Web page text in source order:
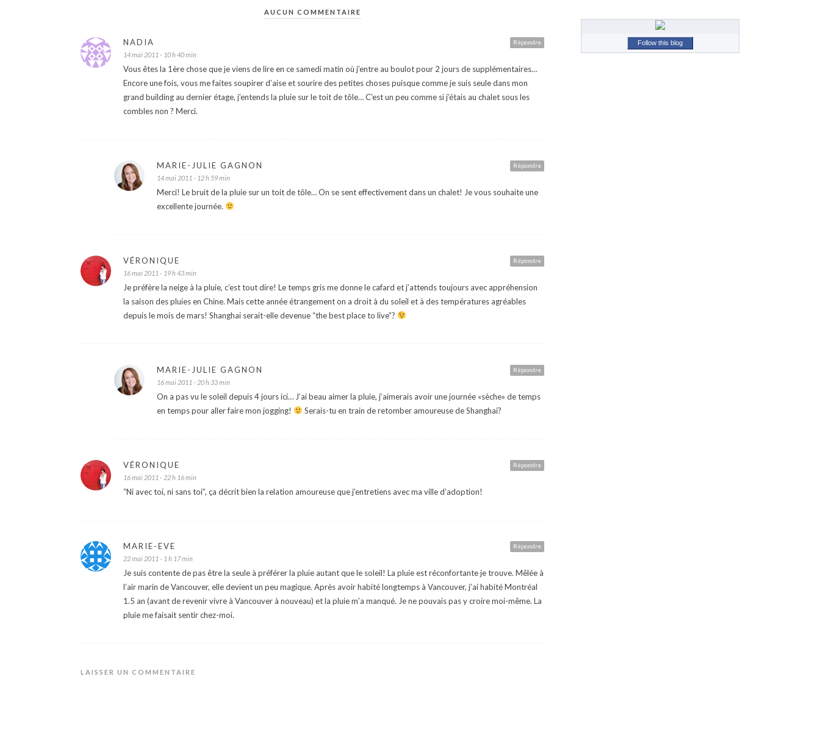
AUCUN COMMENTAIRE
Répondre
NADIA
14 mai 2011 - 10 h 40 min
Vous êtes la 1ère chose que je viens de lire en ce samedi matin où j’entre au boulot pour 2 jours de supplémentaires…
Encore une fois, vous me faites soupirer d’aise et sourire des petites choses puisque comme je suis seule dans mon
grand building au dernier étage, j’entends la pluie sur le toit de tôle… C’est un peu comme si j’étais au chalet sous les
combles non ? Merci.
Répondre
MARIE-JULIE GAGNON
14 mai 2011 - 12 h 59 min
Merci! Le bruit de la pluie sur un toit de tôle… On se sent effectivement dans un chalet! Je vous souhaite une
excellente journée.
Répondre
VÉRONIQUE
16 mai 2011 - 19 h 43 min
Je préfère la neige à la pluie, c’est tout dire! Le temps gris me donne le cafard et j’attends toujours avec appréhension
la saison des pluies en Chine. Mais cette année étrangement on a droit à du soleil et à des températures agréables
depuis le mois de mars! Shanghai serait-elle devenue “the best place to live”?
Répondre
MARIE-JULIE GAGNON
16 mai 2011 - 20 h 33 min
On a pas vu le soleil depuis 4 jours ici… J’ai beau aimer la pluie, j’aimerais avoir une journée «sèche» de temps
en temps pour aller faire mon jogging!
Serais-tu en train de retomber amoureuse de Shanghai?
Répondre
VÉRONIQUE
16 mai 2011 - 22 h 16 min
“Ni avec toi, ni sans toi”, ça décrit bien la relation amoureuse que j’entretiens avec ma ville d’adoption!
Répondre
MARIE-EVE
22 mai 2011 - 1 h 17 min
Je suis contente de pas être la seule à préférer la pluie autant que le soleil! La pluie est réconfortante je trouve. Mêlée à
l’air marin de Vancouver, elle devient un peu magique. Après avoir habité longtemps à Vancouver, j’ai habité Montréal
1.5 an (avant de revenir vivre à Vancouver à nouveau) et la pluie m’a manqué. Je ne pouvais pas y croire moi-même. La
pluie me faisait sentir chez-moi.
LAISSER UN COMMENTAIRE
Follow this blog